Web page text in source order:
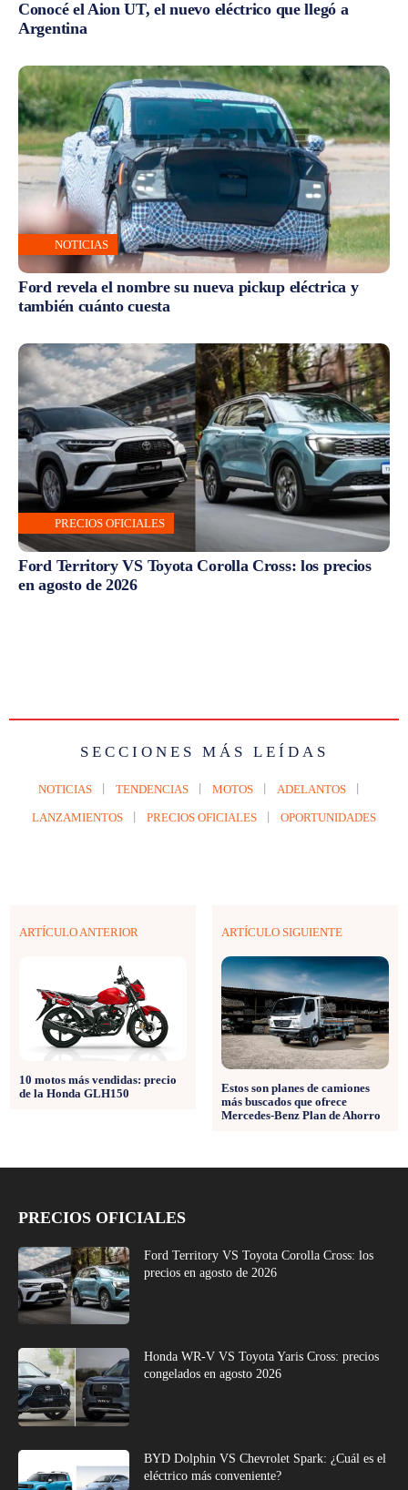
Conocé el Aion UT, el nuevo eléctrico que llegó a
Argentina
NOTICIAS
Ford revela el nombre su nueva pickup eléctrica y
también cuánto cuesta
PRECIOS OFICIALES
Ford Territory VS Toyota Corolla Cross: los precios
en agosto de 2026
SECCIONES MÁS LEÍDAS
NOTICIAS TENDENCIAS MOTOS ADELANTOS
LANZAMIENTOS PRECIOS OFICIALES OPORTUNIDADES
ARTÍCULO ANTERIOR
10 motos más vendidas: precio
de la Honda GLH150
ARTÍCULO SIGUIENTE
Estos son planes de camiones
más buscados que ofrece
Mercedes-Benz Plan de Ahorro
PRECIOS OFICIALES
Ford Territory VS Toyota Corolla Cross: los
precios en agosto de 2026
Honda WR-V VS Toyota Yaris Cross: precios
congelados en agosto 2026
BYD Dolphin VS Chevrolet Spark: ¿Cuál es el
eléctrico más conveniente?